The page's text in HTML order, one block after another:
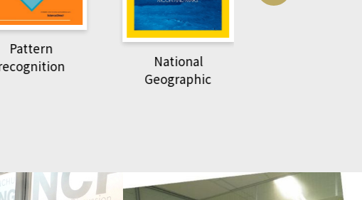
National
Geographic
Harvard Business
Review